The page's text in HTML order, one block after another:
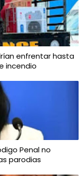
enfrentar hasta
incendio
Penal no
parodias